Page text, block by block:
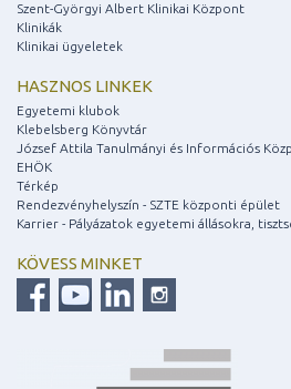
Szent-Györgyi Albert Klinikai Központ
Klinikák
Klinikai ügyeletek
HASZNOS LINKEK
Egyetemi klubok
Klebelsberg Könyvtár
József Attila Tanulmányi és Információs
EHÖK
Térkép
Rendezvényhelyszín - SZTE központi épület
Karrier - Pályázatok egyetemi állásokra,
KÖVESS MINKET